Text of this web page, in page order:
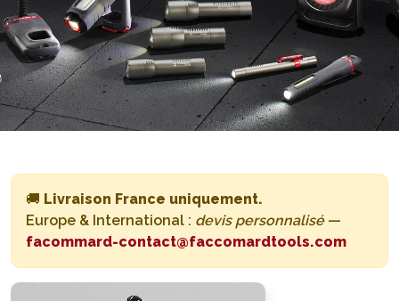
🚚 Livraison France uniquement.
Europe & International : devis personnalisé—
facommard-contact@faccomardtools.com